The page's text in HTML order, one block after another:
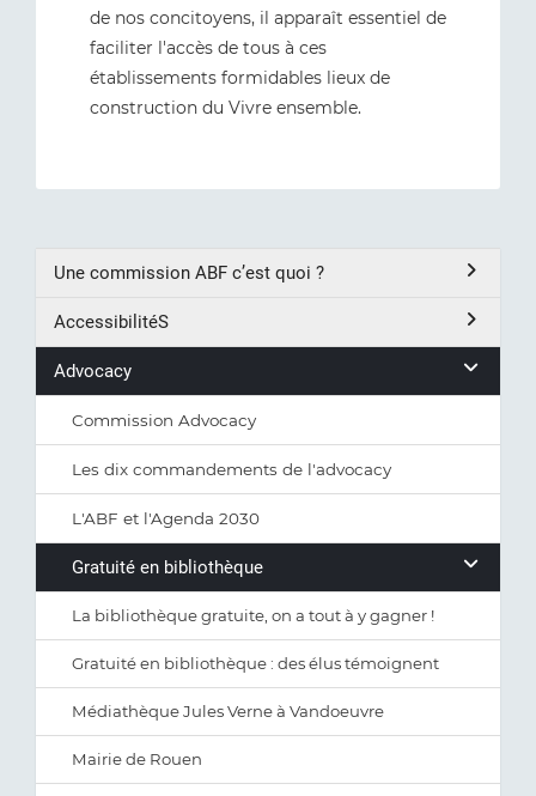
de nos concitoyens, il apparaît essentiel de
faciliter l'accès de tous à ces
établissements formidables lieux de
construction du Vivre ensemble.
Une commission ABF c’est quoi ?
AccessibilitéS
Advocacy
Commission Advocacy
Les dix commandements de l'advocacy
L'ABF et l'Agenda 2030
Gratuité en bibliothèque
La bibliothèque gratuite, on a tout à y gagner !
Gratuité en bibliothèque : des élus témoignent
Médiathèque Jules Verne à Vandoeuvre
Mairie de Rouen